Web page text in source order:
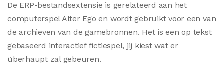
De ERP-bestandsextensie is gerelateerd aan het
computerspel Alter Ego en wordt gebruikt voor een van
de archieven van de gamebronnen. Het is een op tekst
gebaseerd interactief fictiespel, jij kiest wat er
überhaupt zal gebeuren.